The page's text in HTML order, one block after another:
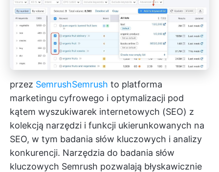
przez SemrushSemrush to platforma
marketingu cyfrowego i optymalizacji pod
kątem wyszukiwarek internetowych (SEO) z
kolekcją narzędzi i funkcji ukierunkowanych na
SEO, w tym badania słów kluczowych i analizy
konkurencji. Narzędzia do badania słów
kluczowych Semrush pozwalają błyskawicznie